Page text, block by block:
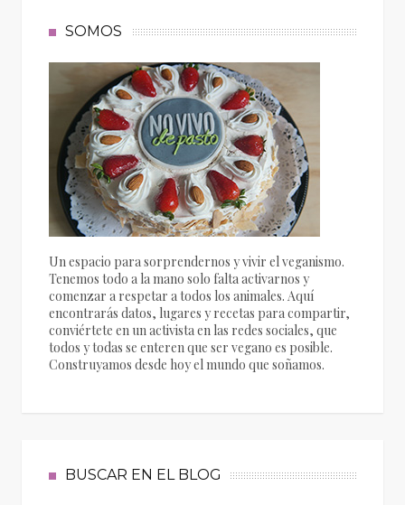
SOMOS
Un espacio para sorprendernos y vivir el veganismo.
Tenemos todo a la mano solo falta activarnos y
comenzar a respetar a todos los animales. Aquí
encontrarás datos, lugares y recetas para compartir,
conviértete en un activista en las redes sociales, que
todos y todas se enteren que ser vegano es posible.
Construyamos desde hoy el mundo que soñamos.
BUSCAR EN EL BLOG